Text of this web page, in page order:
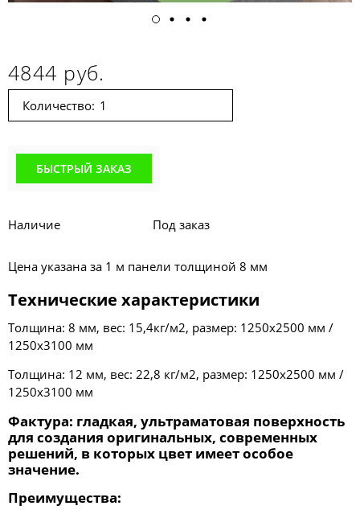
4844 руб.
Количество:
БЫСТРЫЙ ЗАКАЗ
Наличие Под заказ
Цена указана за 1 м панели толщиной 8 мм
Технические характеристики
Толщина: 8 мм, вес: 15,4кг/м2, размер: 1250х2500 мм /
1250х3100 мм
Толщина: 12 мм, вес: 22,8 кг/м2, размер: 1250х2500 мм /
1250х3100 мм
Фактура: гладкая, ультраматовая поверхность
для создания оригинальных, современных
решений, в которых цвет имеет особое
значение.
Преимущества: